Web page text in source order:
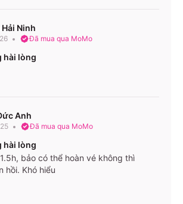
Ninh
Đã mua qua MoMo
hài lòng
Anh
Đã mua qua MoMo
hài lòng
bảo có thể hoàn vé không thì
hồi. Khó hiểu